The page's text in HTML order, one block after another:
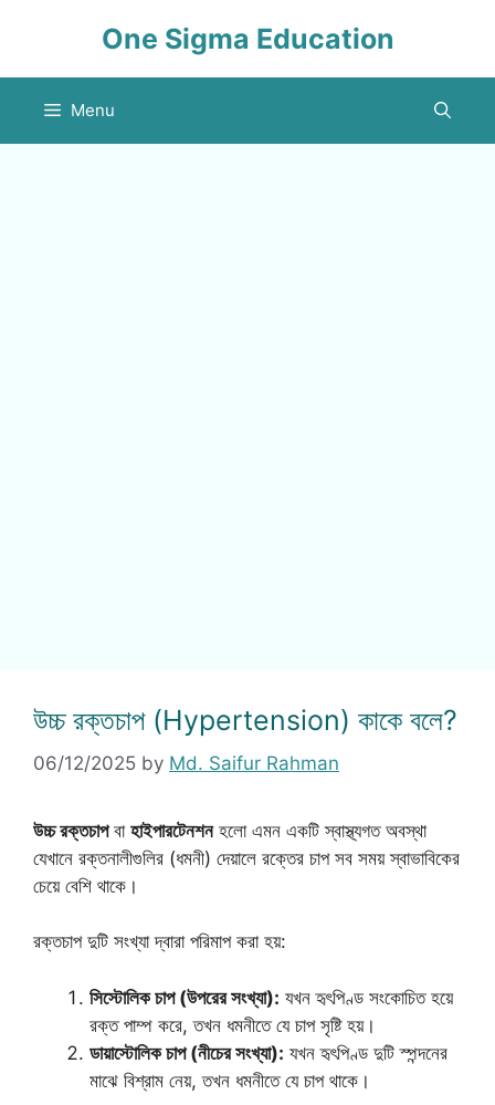
One Sigma Education
Menu
উচ্চ রক্তচাপ (Hypertension) কাকে বলে?
06/12/2025 by Md. Saifur Rahman
উচ্চ রক্তচাপবা হাইপারটেনশনহলো এমন একটি স্বাস্থ্যগত অবস্থা
যেখানে রক্তনালীগুলির (ধমনী) দেয়ালে রক্তের চাপ সব সময় স্বাভাবিকের
চেয়ে বেশি থাকে।
রক্তচাপ দুটি সংখ্যা দ্বারা পরিমাপ করা হয়:
সিস্টোলিক চাপ (উপরের সংখ্যা): যখন হৃৎপিণ্ড সংকোচিত হয়ে
রক্ত পাম্প করে, তখন ধমনীতে যে চাপ সৃষ্টি হয়।
ডায়াস্টোলিক চাপ (নীচের সংখ্যা): যখন হৃৎপিণ্ড দুটি স্পন্দনের
মাঝে বিশ্রাম নেয়, তখন ধমনীতে যে চাপ থাকে।